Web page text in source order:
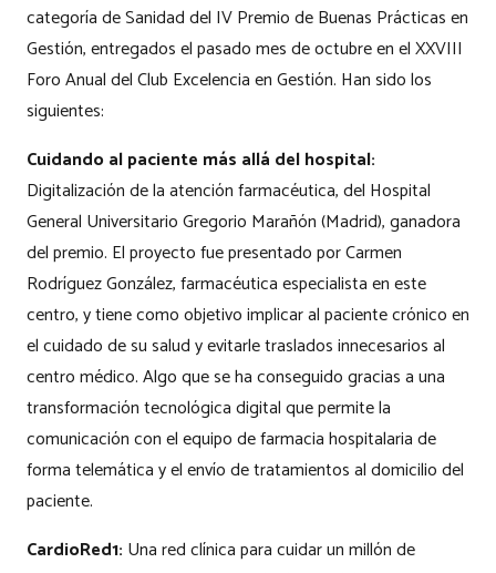
categoría de Sanidad del IV Premio de Buenas Prácticas en
Gestión, entregados el pasado mes de octubre en el XXVIII
Foro Anual del Club Excelencia en Gestión. Han sido los
siguientes:
Cuidando al paciente más allá del hospital:
Digitalización de la atención farmacéutica, del Hospital
General Universitario Gregorio Marañón (Madrid), ganadora
del premio. El proyecto fue presentado por Carmen
Rodríguez González, farmacéutica especialista en este
centro, y tiene como objetivo implicar al paciente crónico en
el cuidado de su salud y evitarle traslados innecesarios al
centro médico. Algo que se ha conseguido gracias a una
transformación tecnológica digital que permite la
comunicación con el equipo de farmacia hospitalaria de
forma telemática y el envío de tratamientos al domicilio del
paciente.
CardioRed1: Una red clínica para cuidar un millón de